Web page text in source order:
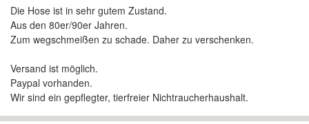
Die Hose ist in sehr gutem Zustand.
Aus den 80er/90er Jahren.
Zum wegschmeißen zu schade. Daher zu verschenken.
Versand ist möglich.
Paypal vorhanden.
Wir sind ein gepflegter, tierfreier Nichtraucherhaushalt.